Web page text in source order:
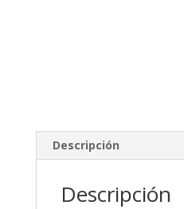
Descripción
Descripción